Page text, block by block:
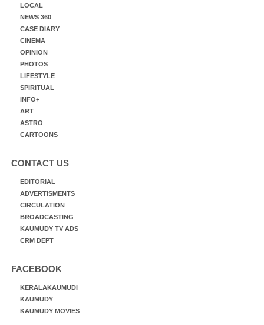
LOCAL
NEWS 360
CASE DIARY
CINEMA
OPINION
PHOTOS
LIFESTYLE
SPIRITUAL
INFO+
ART
ASTRO
CARTOONS
CONTACT US
EDITORIAL
ADVERTISMENTS
CIRCULATION
BROADCASTING
KAUMUDY TV ADS
CRM DEPT
FACEBOOK
KERALAKAUMUDI
KAUMUDY
KAUMUDY MOVIES